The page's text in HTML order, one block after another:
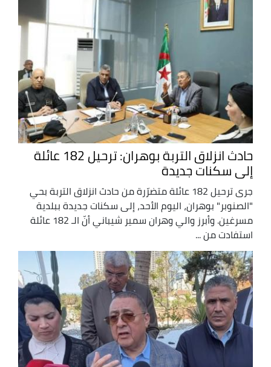
حادث انزلاق التربة بوهران: ترحيل 182 عائلة
إلى سكنات جديدة
جرى ترحيل 182 عائلة متضرّرة من حادث انزلاق التربة بحي
"الصنوبر" بوهران، اليوم الأحد، إلى سكنات جديدة ببلدية
مسرغين. وأبرز والي وهران سمير شيباني أنّ الـ 182 عائلة
استفادت من ...